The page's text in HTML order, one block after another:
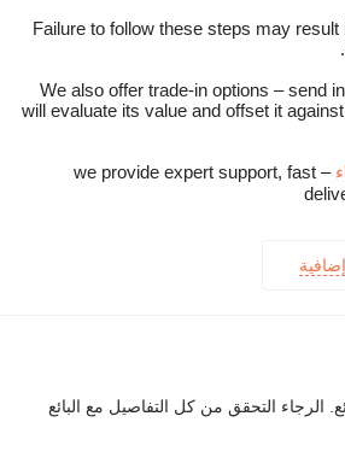
Failure to follow these steps may
We also offer trade-in options – send
will evaluate its value and offset it
– we provide expert support, fast
الرجاء التحقق من كل التفاصيل مع البائع